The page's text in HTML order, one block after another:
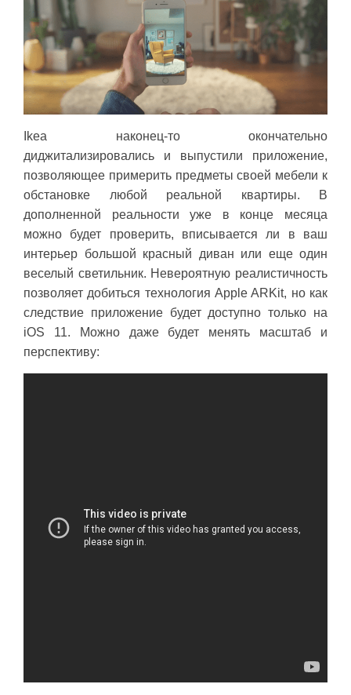
Ikea наконец-то окончательно
диджитализировались и выпустили приложение,
позволяющее примерить предметы своей мебели к
обстановке любой реальной квартиры. В
дополненной реальности уже в конце месяца
можно будет проверить, вписывается ли в ваш
интерьер большой красный диван или еще один
веселый светильник. Невероятную реалистичность
позволяет добиться технология Apple ARKit, но как
следствие приложение будет доступно только на
iOS 11. Можно даже будет менять масштаб и
перспективу: